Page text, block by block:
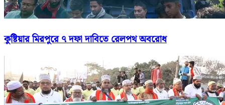
কুষ্টিয়ার মিরপুরে ৭ দফা দাবিতে রেলপথ অবরোধ